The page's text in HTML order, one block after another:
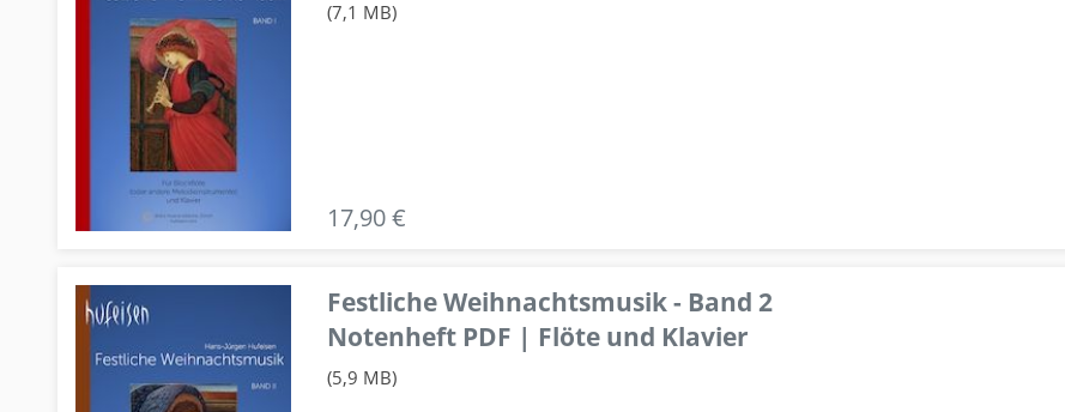
(7,1 MB)
17,90 €
Festliche Weihnachtsmusik - Band 2
Notenheft PDF | Flöte und Klavier
(5,9 MB)